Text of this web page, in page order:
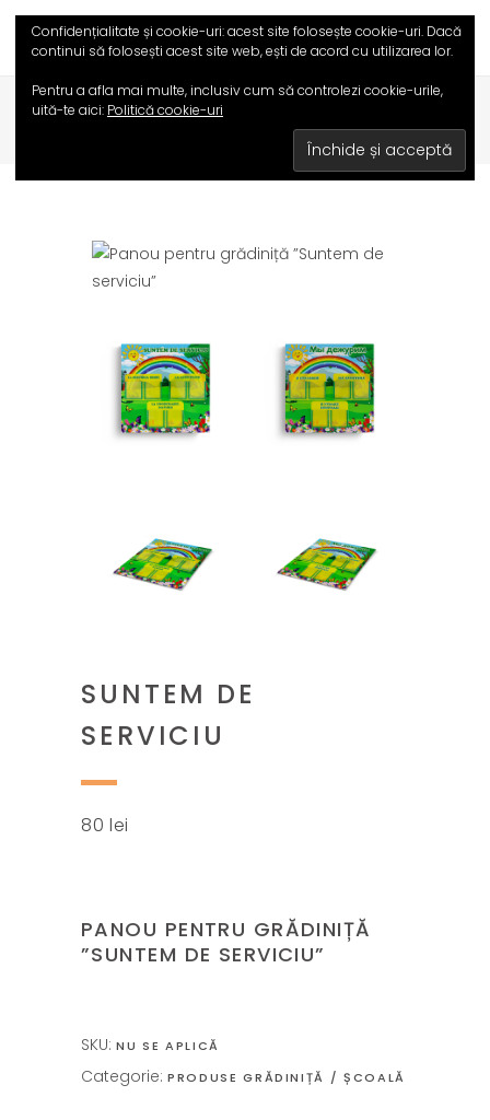
HOME/ MAGAZIN/
PRODUSE GRĂDINIȚĂ / ȘCOALĂ
SUNTEM DE
SERVICIU
80 lei
PANOU PENTRU GRĂDINIȚĂ
”SUNTEM DE SERVICIU”
SKU: NU SE APLICĂ
Categorie: PRODUSE GRĂDINIȚĂ / ȘCOALĂ
Confidențialitate și cookie-uri: acest site folosește cookie-uri. Dacă
continui să folosești acest site web, ești de acord cu utilizarea lor.
Pentru a afla mai multe, inclusiv cum să controlezi cookie-urile,
uită-te aici: Politică cookie-uri